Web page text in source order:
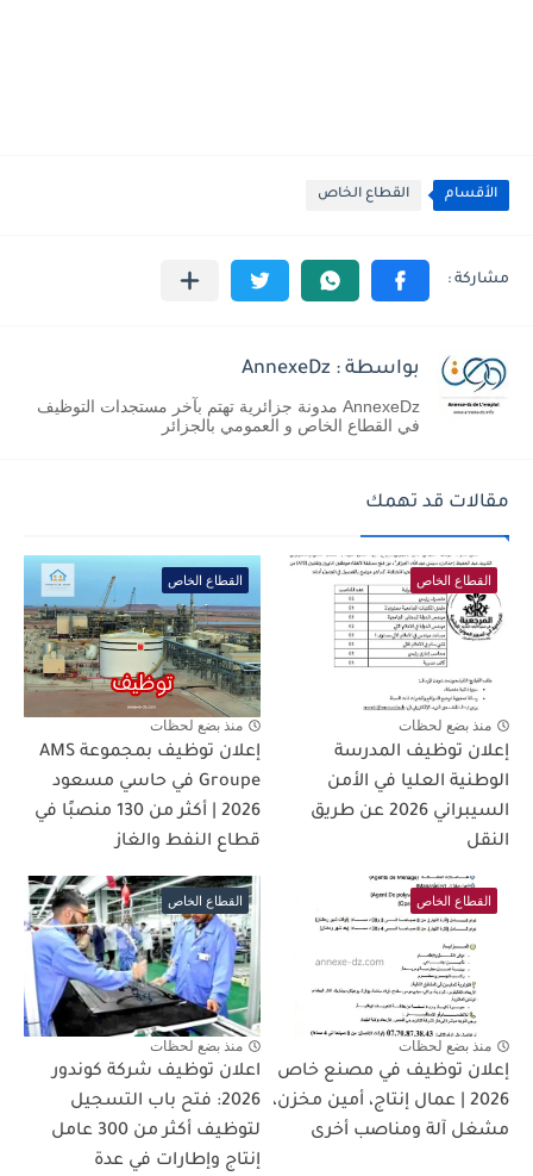
الأقسام القطاع الخاص
بواسطة : AnnexeDz
AnnexeDz مدونة جزائرية تهتم بآخر مستجدات التوظيف
في القطاع الخاص و العمومي بالجزائر
مقالات قد تهمك
القطاع الخاص
منذ بضع لحظات
إعلان توظيف المدرسة
الوطنية العليا في الأمن
السيبراني 2026 عن طريق
النقل
القطاع الخاص
منذ بضع لحظات
إعلان توظيف بمجموعة AMS
Groupe في حاسي مسعود
2026 | أكثر من 130 منصبًا في
قطاع النفط والغاز
القطاع الخاص
منذ بضع لحظات
إعلان توظيف في مصنع خاص
2026 | عمال إنتاج، أمين مخزن،
مشغل آلة ومناصب أخرى
القطاع الخاص
منذ بضع لحظات
اعلان توظيف شركة كوندور
2026: فتح باب التسجيل
لتوظيف أكثر من 300 عامل
إنتاج وإطارات في عدة